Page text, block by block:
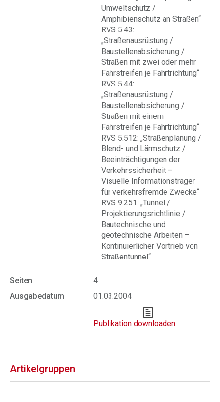
Umweltschutz /
Amphibienschutz an Straßen“
RVS 5.43:
„Straßenausrüstung /
Baustellenabsicherung /
Straßen mit zwei oder mehr
Fahrstreifen je Fahrtrichtung“
RVS 5.44:
„Straßenausrüstung /
Baustellenabsicherung /
Straßen mit einem
Fahrstreifen je Fahrtrichtung“
RVS 5.512: „Straßenplanung /
Blend- und Lärmschutz /
Beeinträchtigungen der
Verkehrssicherheit –
Visuelle Informationsträger
für verkehrsfremde Zwecke“
RVS 9.251: „Tunnel /
Projektierungsrichtlinie /
Bautechnische und
geotechnische Arbeiten –
Kontinuierlicher Vortrieb von
Straßentunnel“
Seiten
4
Ausgabedatum
01.03.2004
Publikation downloaden
Artikelgruppen